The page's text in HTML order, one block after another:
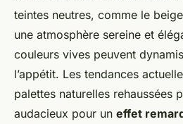
teintes neutres, comme le
une atmosphère sereine et
couleurs vives peuvent
l’appétit. Les tendances
palettes naturelles rehaussées
audacieux pour un effet